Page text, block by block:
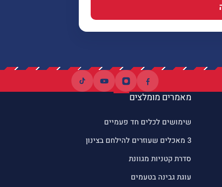
מאמרים מומלצים
שימושים לכלים חד פעמיים
3 מאכלים שעוזרים להילחם בצינון
סדרת קטניות מגוונת
עוגת גבינה בטעמים